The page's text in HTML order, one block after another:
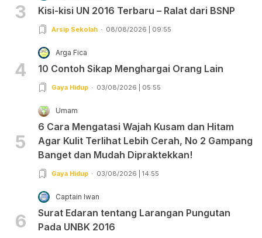
3 Kisi-kisi UN 2016 Terbaru – Ralat dari BSNP
Arsip Sekolah 08/08/2026 | 09:55
4
Arga Fica
10 Contoh Sikap Menghargai Orang Lain
Gaya Hidup 03/08/2026 | 05:55
5
Umam
6 Cara Mengatasi Wajah Kusam dan Hitam
Agar Kulit Terlihat Lebih Cerah, No 2 Gampang
Banget dan Mudah Dipraktekkan!
Gaya Hidup 03/08/2026 | 14:55
6
Captain Iwan
Surat Edaran tentang Larangan Pungutan
Pada UNBK 2016